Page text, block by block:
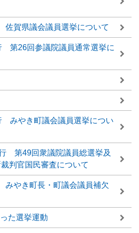
賀県議会議員選挙について
第26回参議院議員通常選挙に
みやき町議会議員選挙につい
第49回衆議院議員総選挙及
判官国民審査について
やき町長・町議会議員補欠
た選挙運動